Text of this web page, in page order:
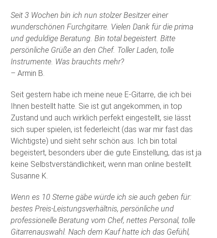
Seit 3 Wochen bin ich nun stolzer Besitzer einer
wunderschönen Furchgitarre. Vielen Dank für die prima
und geduldige Beratung. Bin total begeistert. Bitte
persönliche Grüße an den Chef. Toller Laden, tolle
Instrumente. Was brauchts mehr?
– Armin B.
Seit gestern habe ich meine neue E-Gitarre, die ich bei
Ihnen bestellt hatte. Sie ist gut angekommen, in top
Zustand und auch wirklich perfekt eingestellt, sie lässt
sich super spielen, ist federleicht (das war mir fast das
Wichtigste) und sieht sehr schön aus. Ich bin total
begeistert, besonders über die gute Einstellung, das ist ja
keine Selbstverständlichkeit, wenn man online bestellt.
Susanne K.
Wenn es 10 Sterne gäbe würde ich sie auch geben für:
bestes Preis-Leistungsverhältnis, persönliche und
professionelle Beratung vom Chef, nettes Personal, tolle
Gitarrenauswahl. Nach dem Kauf hatte ich das Gefühl,